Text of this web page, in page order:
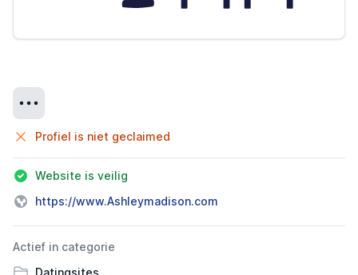
Profiel is niet geclaimed
Website is veilig
https://www.Ashleymadison.com
Actief in categorie
Datingsites